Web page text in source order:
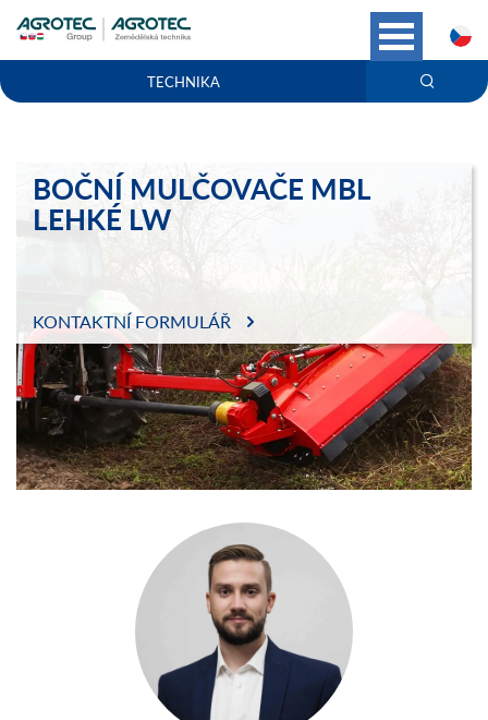
TECHNIKA
BOČNÍ MULČOVAČE MBL
LEHKÉ LW
KONTAKTNÍ FORMULÁŘ